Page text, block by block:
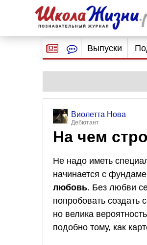
Выпуски
Виолетта Нова
Дебютант
На чем
Не надо иметь
начинается с
любовь. Без любви
попробовать создать
но велика
подобно тому, как